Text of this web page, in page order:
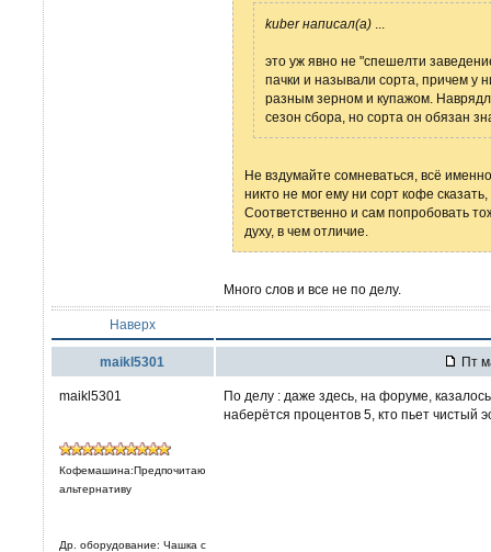
kuber написал(а)
это уж явно не "спешелти
пачки и называли сорта, причем у
разным зерном и купажом.
сезон сбора, но сорта он обязан
Не вздумайте сомневаться, всё
никто не мог ему ни сорт кофе
Соответственно и сам попробовать
духу, в чем отличие.
Много слов и все не по делу.
Наверх
maikl5301 Пт
maikl5301
Кофемашина:Предпочитаю
альтернативу
Др. оборудование: Чашка с
По делу : даже здесь, на форуме,
наберётся процентов 5, кто пьет чистый